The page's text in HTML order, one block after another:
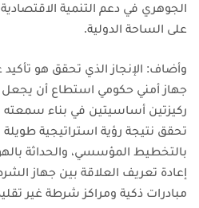
الجوهري في دعم التنمية
على الساحة الدولية.
وأضاف: الإنجاز الذي تحقق هو تأكيد
جهاز أمني حكومي استطاع أن يجعل
ركيزتين أساسيتين في بناء سمعته
تحقق نتيجة رؤية استراتيجية طويلة
بالتخطيط المؤسسي، والحداثة
إعادة تعريف العلاقة بين جهاز
مبادرات ذكية ومراكز شرطة غير